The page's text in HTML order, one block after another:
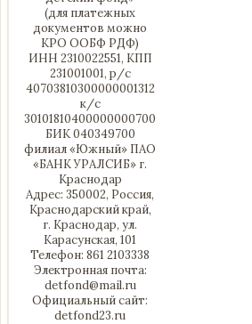
(для платежных
документов можно
КРО ООБФ РДФ)
ИНН 2310022551, КПП
231001001, р/с
40703810300000001312
к/с
30101810400000000700
БИК 040349700
филиал «Южный» ПАО
«БАНК УРАЛСИБ» г.
Краснодар
Адрес: 350002, Россия,
Краснодарский край,
г. Краснодар, ул.
Карасунская, 101
Телефон: 861 2103338
Электронная почта:
detfond@mail.ru
Официальный сайт:
detfond23.ru